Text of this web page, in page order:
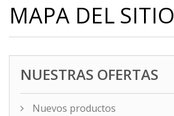
MAPA DEL SITIO
NUESTRAS OFERTAS
Nuevos productos